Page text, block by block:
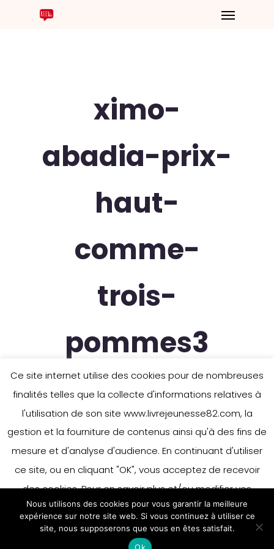
ximo-
abadia-prix-
haut-
comme-
trois-
pommes3
Ce site internet utilise des cookies pour de nombreuses
finalités telles que la collecte d'informations relatives à
l'utilisation de son site www.livrejeunesse82.com, la
gestion et la fourniture de contenus ainsi qu'à des fins de
mesure et d'analyse d'audience. En continuant d'utiliser
ce site, ou en cliquant "OK", vous acceptez de recevoir
des cookies. Pour en savoir plus et/ou modifier vos
préférences en matière de cookies, merci de vous référer
à notre politique sur les cookies.
Accepter
Nous utilisons des cookies pour vous garantir la meilleure
expérience sur notre site web. Si vous continuez à utiliser ce
site, nous supposerons que vous en êtes satisfait.
Ok